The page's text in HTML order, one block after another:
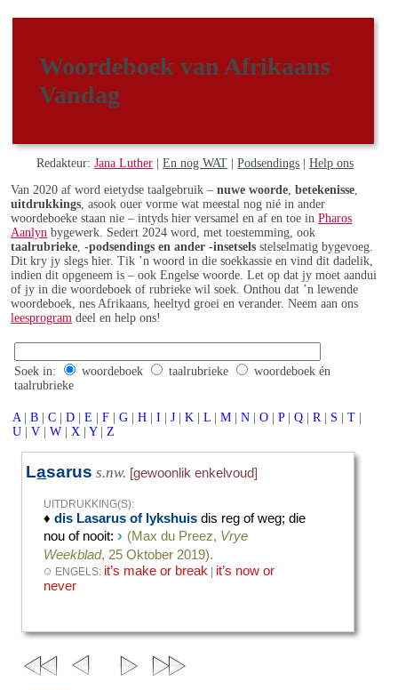
Woordeboek van Afrikaans
Vandag
Redakteur:Jana Luther |En nog WAT |Podsendings |Help ons
Van 2020 af word eietydse taalgebruik –nuwe woorde ,betekenisse
uitdrukkings , asook ouer vorme wat meestal nog nié in ander
woordeboeke staan nie – intyds hier versamel en af en toe inPharos
Aanlyn bygewerk. Sedert 2024 word, met toestemming, ook
taalrubrieke ,-podsendings en ander -insetsels stelselmatig bygevoeg.
Dit kry jy slegs hier. Tik ’n woord in die soekkassie en vind dit dadelik,
indien dit opgeneem is – ook Engelse woorde. Let op dat jy moet aandui
of jy in die woordeboek of rubrieke wil soek. Onthou dat ’n lewende
woordeboek, nes Afrikaans, heeltyd groei en verander. Neem aan ons
leesprogram deel en help ons!
Soek in: woordeboek taalrubrieke
woordeboek én
taalrubrieke
A | B | C | D | E | F | G | H | I | J | K | L | M | N | O | P | Q | R | S | T |
U | V | W | X | Y | Z
Lasarus s.nw. [gewoonlik enkelvoud]
UITDRUKKING(S):
♦dis Lasarus of lykshuisdis reg of weg;die
nou of nooit:› (Max du Preez, Vrye
Weekblad, 25 Oktober 2019).
◌ ENGELS: it’s make or break | it’s now or
never